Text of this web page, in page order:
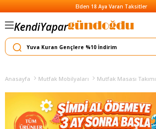
Elden 18 Aya Varan Taksitler
KendiSatar
Yapar
Anasayfa Mutfak Mobilyaları Mutfak Masası Takımı